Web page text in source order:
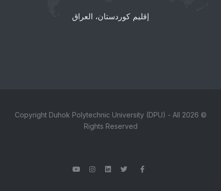
إقليم كوردستان، العراق
© 2026 Copyright Duhok Polytechnic University (DPU) - All
Rights Reserved